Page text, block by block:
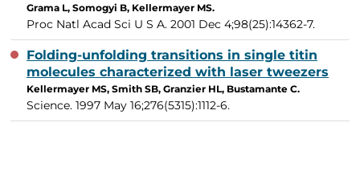
Grama L, Somogyi B, Kellermayer MS.
Proc Natl Acad Sci U S A. 2001 Dec 4;98(25):14362-7.
Folding-unfolding transitions in single titin
molecules characterized with laser tweezers
Kellermayer MS, Smith SB, Granzier HL, Bustamante C.
Science. 1997 May 16;276(5315):1112-6.